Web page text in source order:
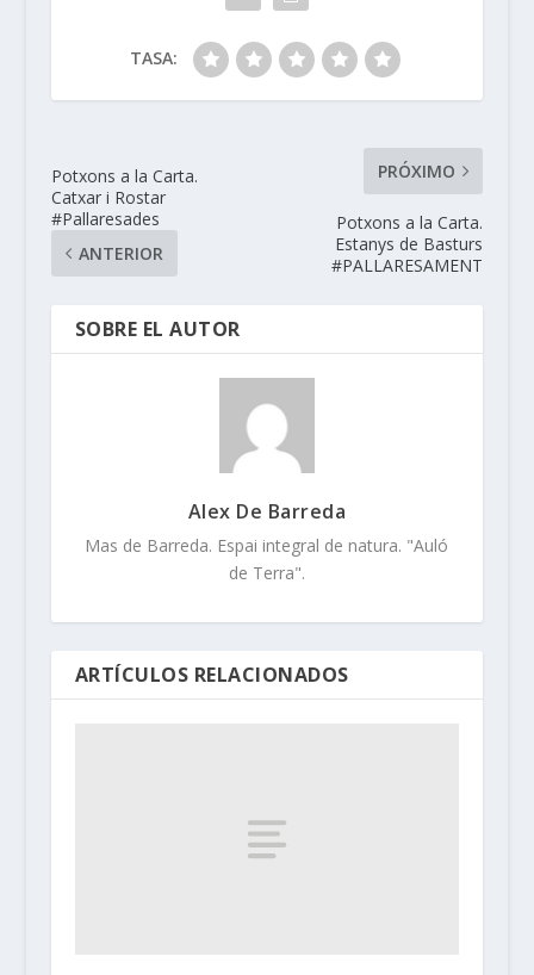
TASA:
Potxons a la Carta.
Catxar i Rostar
#Pallaresades
ANTERIOR
PRÓXIMO
Potxons a la Carta.
Estanys de Basturs
#PALLARESAMENT
SOBRE EL AUTOR
Alex De Barreda
Mas de Barreda. Espai integral de natura. "Auló
de Terra".
ARTÍCULOS RELACIONADOS